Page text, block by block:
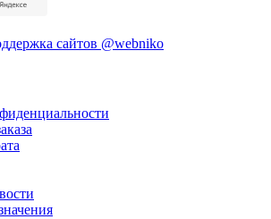
сайтов @webniko